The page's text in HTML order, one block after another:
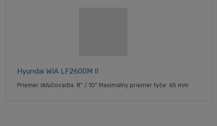
Hyundai WIA LF2600M II
Priemer skľučovadla: 8" / 10" Maximálny priemer tyče: 65 mm